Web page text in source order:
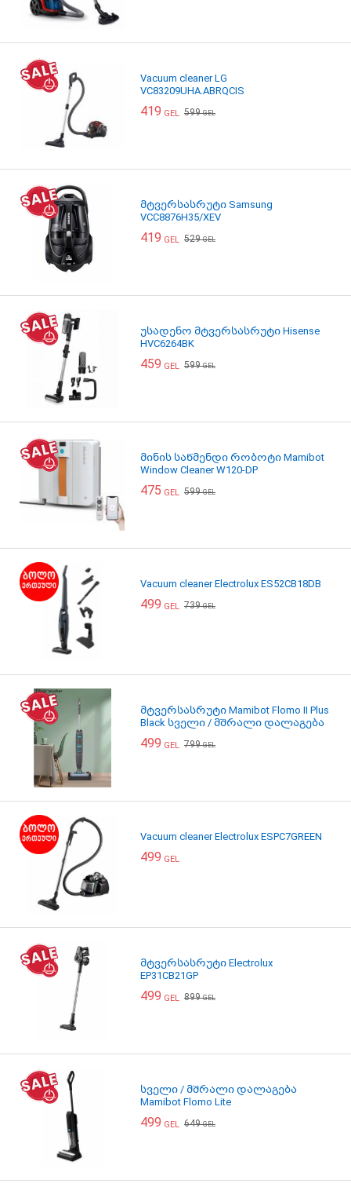
Vacuum cleaner LG
VC83209UHA.ABRQCIS
419 GEL 599GEL
მტვერსასრუტი Samsung
VCC8876H35/XEV
419 GEL 529GEL
უსადენო მტვერსასრუტი Hisense
HVC6264BK
459 GEL 599GEL
მინის საწმენდი რობოტი Mamibot
Window Cleaner W120-DP
475 GEL 599GEL
Vacuum cleaner Electrolux ES52CB18DB
499 GEL 739GEL
მტვერსასრუტი Mamibot Flomo II Plus
Black სველი / მშრალი დალაგება
499 GEL 799GEL
Vacuum cleaner Electrolux ESPC7GREEN
499 GEL
მტვერსასრუტი Electrolux
EP31CB21GP
499 GEL 899GEL
სველი / მშრალი დალაგება
Mamibot Flomo Lite
499 GEL 649GEL